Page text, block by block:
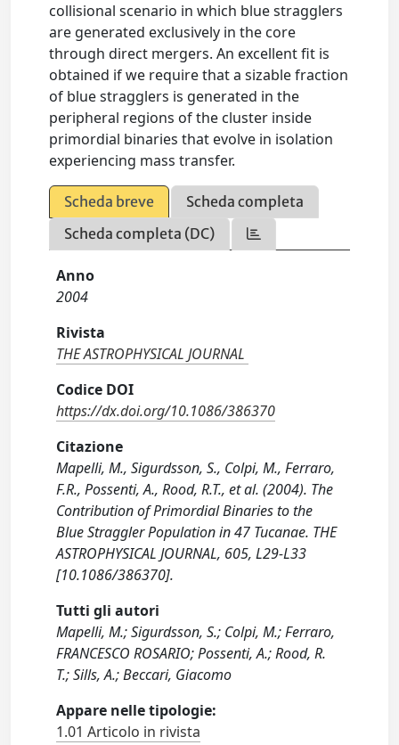
collisional scenario in which blue stragglers
are generated exclusively in the core
through direct mergers. An excellent fit is
obtained if we require that a sizable fraction
of blue stragglers is generated in the
peripheral regions of the cluster inside
primordial binaries that evolve in isolation
experiencing mass transfer.
Scheda breve
Scheda completa
Scheda completa (DC)
Anno
2004
Rivista
THE ASTROPHYSICAL JOURNAL
Codice DOI
https://dx.doi.org/10.1086/386370
Citazione
Mapelli, M., Sigurdsson, S., Colpi, M., Ferraro,
F.R., Possenti, A., Rood, R.T., et al. (2004). The
Contribution of Primordial Binaries to the
Blue Straggler Population in 47 Tucanae. THE
ASTROPHYSICAL JOURNAL, 605, L29-L33
[10.1086/386370].
Tutti gli autori
Mapelli, M.; Sigurdsson, S.; Colpi, M.; Ferraro,
FRANCESCO ROSARIO; Possenti, A.; Rood, R.
T.; Sills, A.; Beccari, Giacomo
Appare nelle tipologie:
1.01 Articolo in rivista